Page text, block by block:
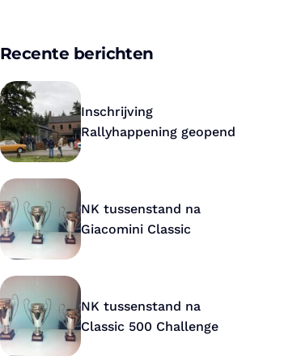
Recente berichten
Inschrijving
Rallyhappening geopend
NK tussenstand na
Giacomini Classic
NK tussenstand na
Classic 500 Challenge